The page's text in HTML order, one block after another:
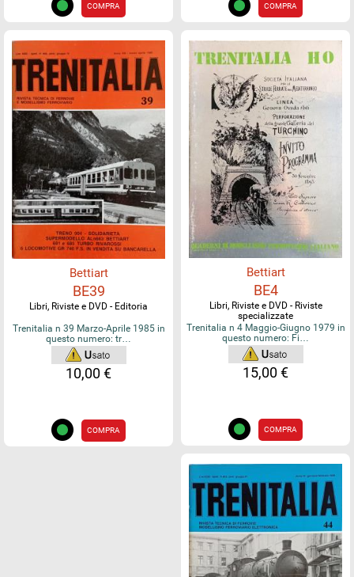
COMPRA COMPRA
Bettiart
BE39
Libri, Riviste e DVD - Editoria
Trenitalia n 39 Marzo-Aprile 1985 in
questo numero: tr…
10,00 €
COMPRA
Bettiart
BE4
Libri, Riviste e DVD - Riviste
specializzate
Trenitalia n 4 Maggio-Giugno 1979 in
questo numero: Fi…
15,00 €
COMPRA